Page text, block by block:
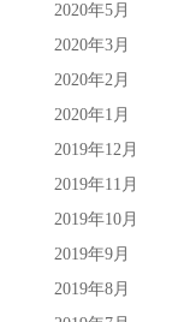
2020年5月
2020年3月
2020年2月
2020年1月
2019年12月
2019年11月
2019年10月
2019年9月
2019年8月